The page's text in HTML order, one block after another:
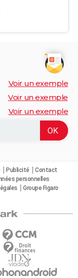
Voir un exemple
Voir un exemple
Voir un exemple
Publicité
Contact
personnelles
Groupe Figaro